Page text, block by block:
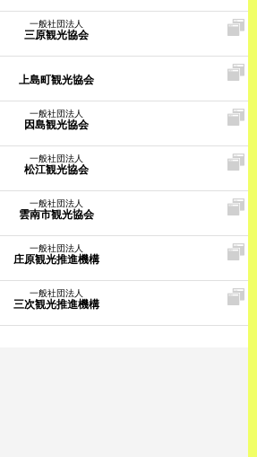
一般社団法人
三原観光協会
上島町観光協会
一般社団法人
因島観光協会
一般社団法人
松江観光協会
一般社団法人
雲南市観光協会
一般社団法人
庄原観光推進機構
一般社団法人
三次観光推進機構